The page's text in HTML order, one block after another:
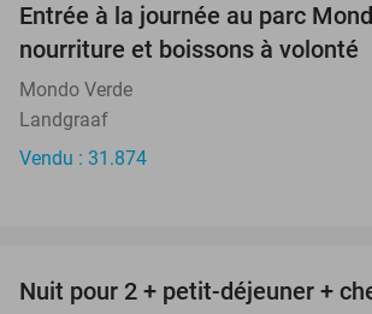
Entrée à la journée au parc
nourriture et boissons à volonté
Mondo Verde
Landgraaf
Vendu : 31.874
Nuit pour 2 + petit-déjeuner +